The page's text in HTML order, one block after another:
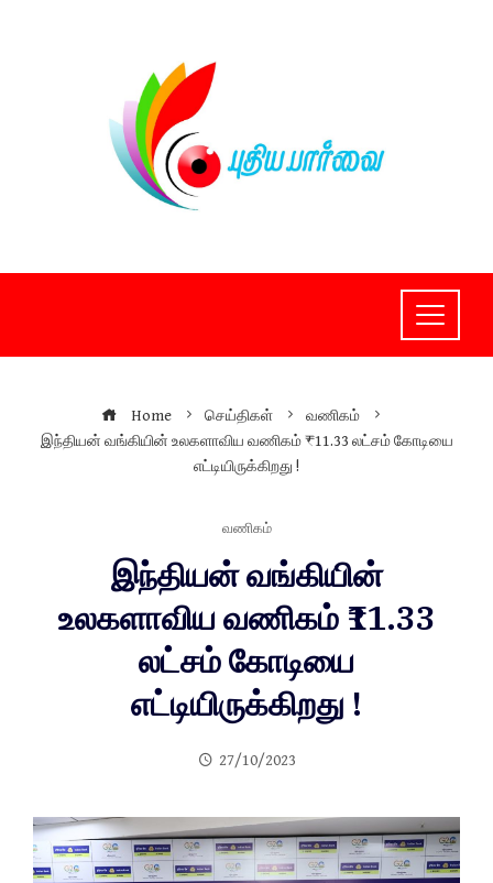
Home செய்திகள்
வணிகம்
இந்தியன் வங்கியின் உலகளாவிய வணிகம் ₹11.33 லட்சம் கோடியை
எட்டியிருக்கிறது !
வணிகம்
இந்தியன் வங்கியின்
உலகளாவிய வணிகம் ₹11.33
லட்சம் கோடியை
எட்டியிருக்கிறது !
27/10/2023